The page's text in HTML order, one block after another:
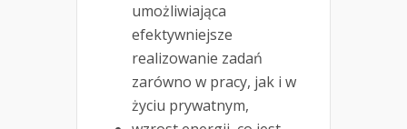
umożliwiająca
efektywniejsze
realizowanie zadań
zarówno w pracy, jak i w
życiu prywatnym,